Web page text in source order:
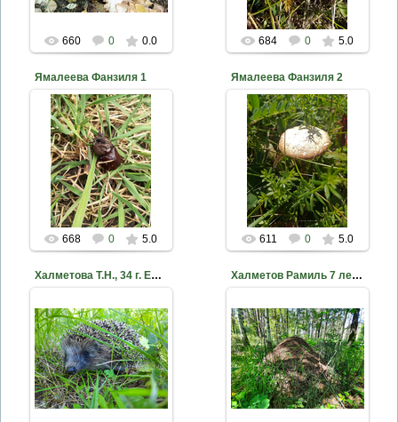
660 0 0.0 684 0 5.0
Ямалеева Фанзиля 1
2020-10-18
nkama
668 0 5.0
Ямалеева Фанзиля 2
2020-10-18
nkama
611 0 5.0
Халметова Т.Н., 34 г. Ежик в Малом бору МБУ ДО ДЭБЦ ЕМР РТ
2020-10-18
nkama
Халметов Рамиль 7 лет Муравейник МБУ ДО ДЭБЦ ЕМР РТ
2020-10-18
nkama